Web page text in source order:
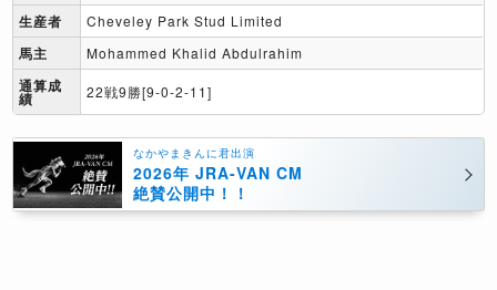
生産者 Cheveley Park Stud Limited
馬主 Mohammed Khalid Abdulrahim
通算成
績 22戦9勝[9-0-2-11]
なかやまきんに君出演
2026年 JRA-VAN CM
絶賛公開中！！